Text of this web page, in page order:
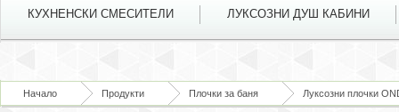
КУХНЕНСКИ СМЕСИТЕЛИ ЛУКСОЗНИ ДУШ КАБИНИ
Начало Продукти Плочки за баня Луксозни плочки